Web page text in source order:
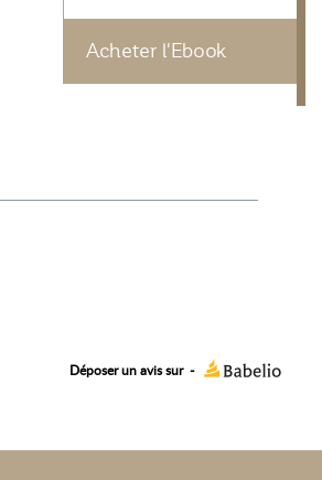
Acheter l'Ebook
Déposer un avis sur -